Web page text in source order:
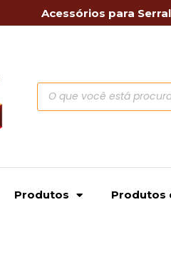
Acessórios para
Produtos Produtos